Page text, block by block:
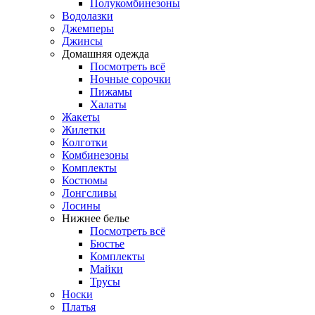
Полукомбинезоны
Водолазки
Джемперы
Джинсы
Домашняя одежда
Посмотреть всё
Ночные сорочки
Пижамы
Халаты
Жакеты
Жилетки
Колготки
Комбинезоны
Комплекты
Костюмы
Лонгсливы
Лосины
Нижнее белье
Посмотреть всё
Бюстье
Комплекты
Майки
Трусы
Носки
Платья